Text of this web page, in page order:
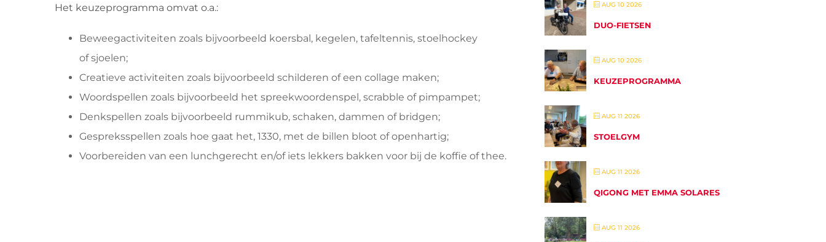
Het keuzeprogramma omvat o.a.:
Beweegactiviteiten zoals bijvoorbeeld koersbal, kegelen, tafeltennis, stoelhockey
of sjoelen;
Creatieve activiteiten zoals bijvoorbeeld schilderen of een collage maken;
Woordspellen zoals bijvoorbeeld het spreekwoordenspel, scrabble of pimpampet;
Denkspellen zoals bijvoorbeeld rummikub, schaken, dammen of bridgen;
Gespreksspellen zoals hoe gaat het, 1330, met de billen bloot of openhartig;
Voorbereiden van een lunchgerecht en/of iets lekkers bakken voor bij de koffie of thee.
AUG 10 2026
DUO-FIETSEN
AUG 10 2026
KEUZEPROGRAMMA
AUG 11 2026
STOELGYM
AUG 11 2026
QIGONG MET EMMA SOLARES
AUG 11 2026